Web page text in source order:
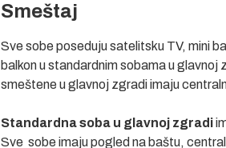
Smeštaj
Sve sobe poseduju satelitsku TV, mini
balkon u standardnim sobama u
smeštene u glavnoj zgradi imaju
Standardna soba u glavnoj zgradi
Sve sobe imaju pogled na baštu,